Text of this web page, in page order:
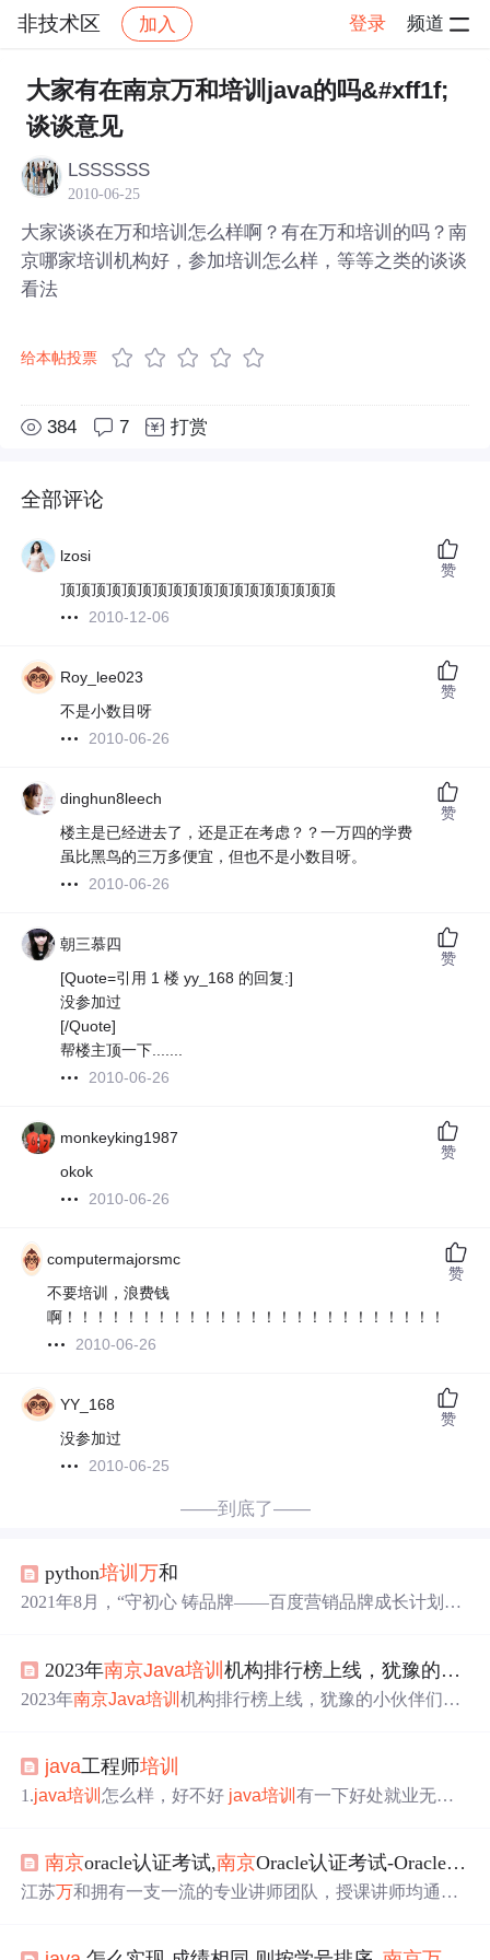
非技术区 加入 登录 频道
社区 非技术区 帖子详情
大家有在南京万和培训java的吗&#xff1f;
谈谈意见
LSSSSSS
2010-06-25
大家谈谈在万和培训怎么样啊？有在万和培训的吗？南
京哪家培训机构好，参加培训怎么样，等等之类的谈谈
看法
给本帖投票
384 7 打赏
全部评论
lzosi
顶顶顶顶顶顶顶顶顶顶顶顶顶顶顶顶顶顶
2010-12-06
赞
Roy_lee023
不是小数目呀
2010-06-26
赞
dinghun8leech
楼主是已经进去了，还是正在考虑？？一万四的学费
虽比黑鸟的三万多便宜，但也不是小数目呀。
2010-06-26
赞
朝三慕四
[Quote=引用 1 楼 yy_168 的回复:]
没参加过
[/Quote]
帮楼主顶一下.......
2010-06-26
赞
monkeyking1987
okok
2010-06-26
赞
computermajorsmc
不要培训，浪费钱
啊！！！！！！！！！！！！！！！！！！！！！！！！！！！
2010-06-26
赞
YY_168
没参加过
2010-06-25
赞
——到底了——
python培训万和
2021年8月，“守初心 铸品牌——百度营销品牌成长计划”
刚在中国科学院南京地质古生物研究所参加工作不久的宋
天兵，怎么也没想到，这一年迎来了自己人生和事业的巨
宋天兵却走了近三十载。 6台电脑4个人到行业翘楚 “公司
刚成立的时候，只有6台电脑、1台打印...
2023年南京Java培训机构排行榜上线，犹豫的小伙伴们看过来！
2023年南京Java培训机构排行榜上线，犹豫的小伙伴们看
java工程师培训
1.java培训怎么样，好不好 java培训有一下好处就业无忧
，那么对于求职找工作是大有裨益的。而参加java培训的
最终目的就是为了就业，在这个java语言十分吃香的时
a工程师的需求占到了约60%，可见其就业前景是很好的，
南京oracle认证考试,南京Oracle认证考试-Oracle认证Web组件开发专家（OCWCD）-
江苏万和拥有一支一流的专业讲师团队，授课讲师均通过